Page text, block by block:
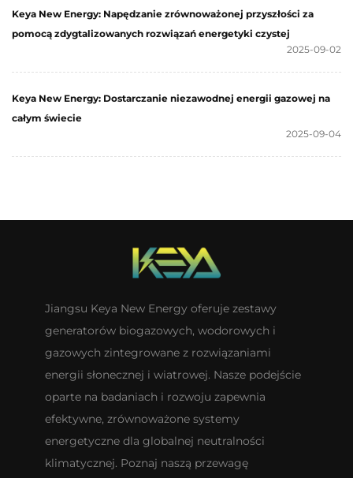
Keya New Energy: Napędzanie zrównoważonej przyszłości za
pomocą zdygtalizowanych rozwiązań energetyki czystej
2025-09-02
Keya New Energy: Dostarczanie niezawodnej energii gazowej na
całym świecie
2025-09-04
Jiangsu Keya New Energy oferuje zestawy
generatorów biogazowych, wodorowych i
gazowych zintegrowane z rozwiązaniami
energii słonecznej i wiatrowej. Nasze podejście
oparte na badaniach i rozwoju zapewnia
efektywne, zrównoważone systemy
energetyczne dla globalnej neutralności
klimatycznej. Poznaj naszą przewagę